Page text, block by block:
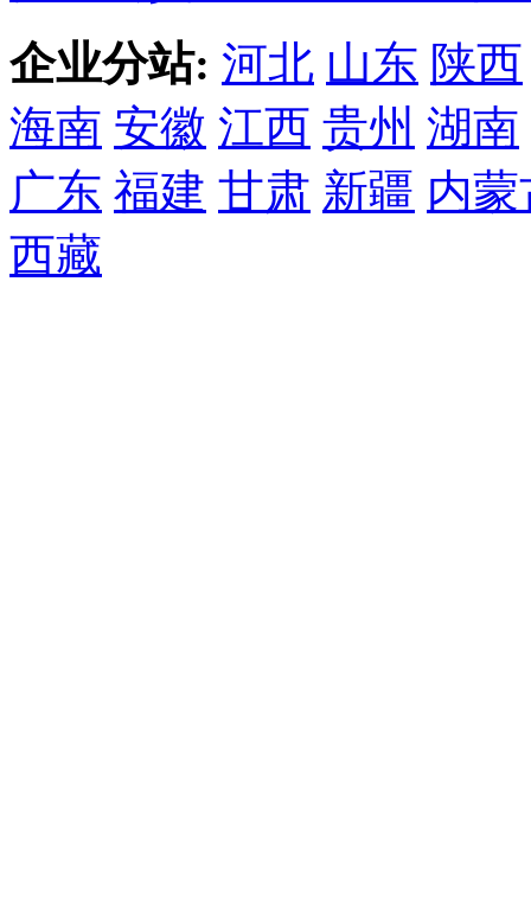
企业分站: 河北 山东 陕西
海南 安徽 江西 贵州 湖南
广东 福建 甘肃 新疆 内蒙
西藏